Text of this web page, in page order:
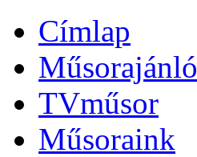
Címlap
Műsorajánló
TVműsor
Műsoraink